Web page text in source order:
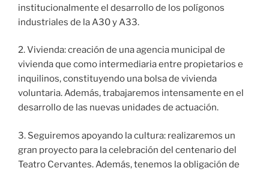
institucionalmente el desarrollo de los polígonos
industriales de la A30 y A33.
2. Vivienda: creación de una agencia municipal de
vivienda que como intermediaria entre propietarios e
inquilinos, constituyendo una bolsa de vivienda
voluntaria. Además, trabajaremos intensamente en el
desarrollo de las nuevas unidades de actuación.
3. Seguiremos apoyando la cultura: realizaremos un
gran proyecto para la celebración del centenario del
Teatro Cervantes. Además, tenemos la obligación de